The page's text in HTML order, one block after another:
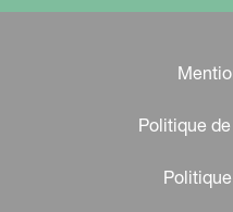
Politique